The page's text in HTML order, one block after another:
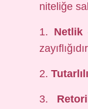
niteliğe
1. Netlik
2.
3.